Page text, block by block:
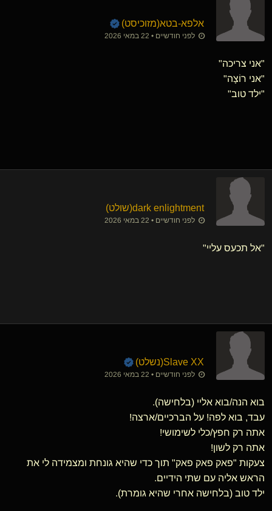
אלפא-בטא​(מזוכיסט)
לפני חודשיים • 22 במאי 2026
"אני צריכה"
"אני רוֹצָה"
"ילד טוב"
dark enlightment​(שולט)
לפני חודשיים • 22 במאי 2026
"אל תכעס עליי"
Slave XX​(נשלט)
לפני חודשיים • 22 במאי 2026
בוא הנה/בוא אליי (בלחישה).
עבד, בוא לפה! על הברכיים/ארצה!
אתה רק חפץ/כלי לשימושי!
אתה רק לשון!
צעקות "פאק פאק פאק" תוך כדי שהיא גונחת ומצמידה לי את
הראש אליה עם שתי הידיים.
ילד טוב (בלחישה אחרי שהיא גומרת).